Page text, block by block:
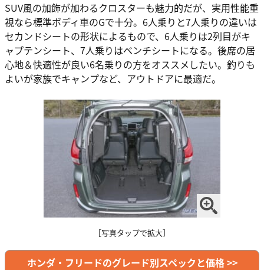
SUV風の加飾が加わるクロスターも魅力的だが、実用性能重
視なら標準ボディ車のGで十分。6人乗りと7人乗りの違いは
セカンドシートの形状によるもので、6人乗りは2列目がキ
ャプテンシート、7人乗りはベンチシートになる。後席の居
心地＆快適性が良い6名乗りの方をオススメしたい。釣りも
よいが家族でキャンプなど、アウトドアに最適だ。
［写真タップで拡大］
ホンダ・フリードのグレード別スペックと価格 >>